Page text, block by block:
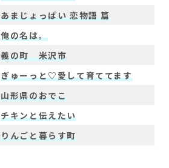
あまじょっぱい 恋物語 篇
俺の名は。
義の町 米沢市
ぎゅーっと♡愛して育ててます
山形県のおでこ
チキンと伝えたい
りんごと暮らす町